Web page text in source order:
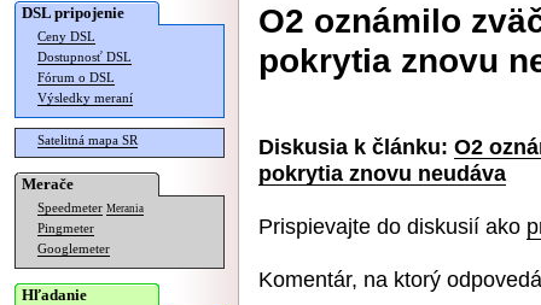
DSL pripojenie
Ceny DSL
Dostupnosť DSL
Fórum o DSL
Výsledky meraní
Satelitná mapa SR
Merače
Speedmeter Merania
Pingmeter
Googlemeter
Hľadanie
O2 oznámilo
pokrytia znovu
Diskusia k článku: O2
pokrytia znovu neudáva
Prispievajte do diskusií ako
Komentár, na ktorý